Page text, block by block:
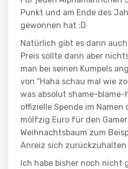
Punkt und am Ende des
gewonnen hat :D
Natürlich gibt es dann
Preis sollte dann aber
man bei seinen Kumpels
von “Haha schau mal wie
was absolut shame-
offizielle Spende im Namen
mölfzig Euro für den
Weihnachtsbaum zum
Anreiz sich zurückzuhalten
Ich habe bisher noch nicht